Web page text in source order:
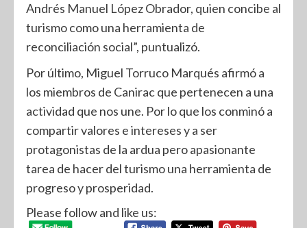
Andrés Manuel López Obrador, quien concibe al
turismo como una herramienta de
reconciliación social”, puntualizó.
Por último, Miguel Torruco Marqués afirmó a
los miembros de Canirac que pertenecen a una
actividad que nos une. Por lo que los conminó a
compartir valores e intereses y a ser
protagonistas de la ardua pero apasionante
tarea de hacer del turismo una herramienta de
progreso y prosperidad.
Please follow and like us: